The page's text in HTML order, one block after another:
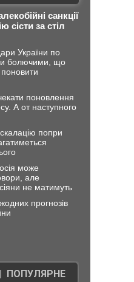
санкції
сісти за стіл
України по
болючими, що
поновлення
А от наступного
попри
може
але
не матимуть
прогнозів
ПОПУЛЯРНЕ